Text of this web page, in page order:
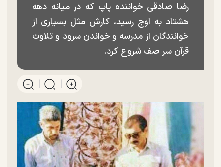
رضا صادقی خواننده پاپ که در میانه دهه
هشتاد به اوج رسید، کارش مثل بسیاری از
خوانندگان از مدرسه و خواندن سرود و تلاوت
قرآن سر صف شروع کرد.